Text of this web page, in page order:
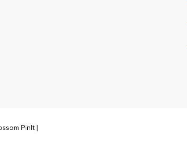
PinIt |